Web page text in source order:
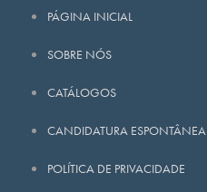
PÁGINA INICIAL
SOBRE NÓS
CATÁLOGOS
CANDIDATURA ESPONTÂNEA
POLÍTICA DE PRIVACIDADE